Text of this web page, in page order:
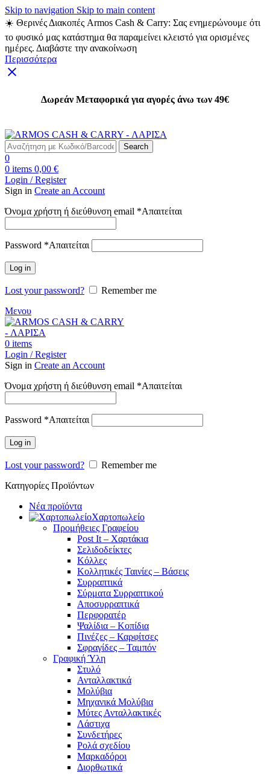
Skip to navigation Skip to main content
☀️ Θερινές Διακοπές Armos Cash & Carry: Σας ενημερώνουμε ότι
το φυσικό μας κατάστημα θα παραμείνει κλειστό για ορισμένες
ημέρες. Διαβάστε την ανακοίνωση
Περισσότερα
Δωρεάν Μεταφορικά για αγορές άνω των 49€
Search
0
0 items 0,00 €
Login / Register
Sign in Create an Account
Όνομα χρήστη ή διεύθυνση email *Απαιτείται
Password *Απαιτείται
Log in
Lost your password?
Remember me
Μενου
0 items
Login / Register
Sign in Create an Account
Όνομα χρήστη ή διεύθυνση email *Απαιτείται
Password *Απαιτείται
Log in
Lost your password?
Remember me
Κατηγορίες Προϊόντων
Νέα προϊόντα
Χαρτοπωλείο
Προμήθειες Γραφείου
Post It – Χαρτάκια
Σελιδοδείκτες
Κόλλες
Κολλητικές Ταινίες – Βάσεις
Συρραπτικά
Σύρματα Συρραπτικού
Αποσυρραπτικά
Περφορατέρ
Ψαλίδια – Κοπίδια
Πινέζες – Καρφίτσες
Σφραγίδες – Ταμπόν
Γραφική Ύλη
Στυλό
Ανταλλακτικά
Μολύβια
Μηχανικά Μολύβια
Μύτες Ανταλλακτικές
Λάστιχα
Συνδετήρες
Ρολά σχεδίου
Μαρκαδόροι
Διορθωτικά